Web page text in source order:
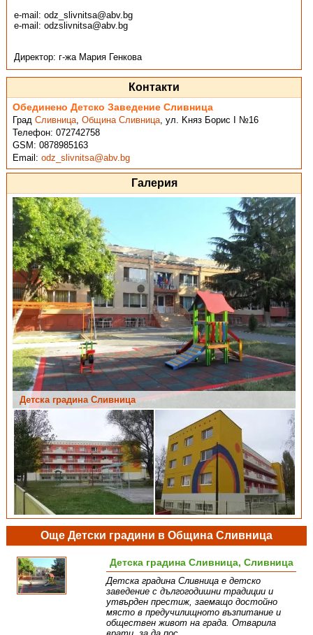
e-mail: odz_slivnitsa@abv.bg
e-mail: odzslivnitsa@abv.bg
Директор: г-жа Мария Генкова
Контакти
Обединено Детско Заведение Сливница
ГрадСливница,Община Сливница,ул. Kняз Борис I №16
Телефон:072742758
GSM:0878985163
Email:odz_slivnitsa@abv.bg
Галерия
Детска градина Сливница
Още Детски градини в Община Сливница
Детска градина Сливница, Сливница
Детска градина Сливница е детско
заведение с дългогодишни традиции и
утвърден престиж, заемащо достойно
място в предучилищното възпитание и
обществен живот на града. Отварила